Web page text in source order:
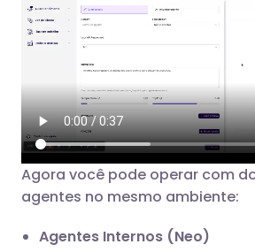
Agora você pode operar com
agentes no mesmo ambiente:
Agentes Internos (Neo)